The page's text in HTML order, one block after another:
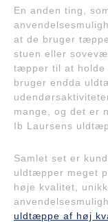
En anden ting,
at de bruger
stuen eller
tæpper til at holde
bruger endda
mange, og det er
Ib Laursens
Samlet set er
uldtæpper meget
høje kvalitet,
uldtæppe af høj